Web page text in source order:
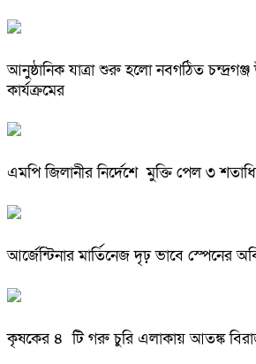
আনুষ্ঠানিক যাত্রা শুরু হলো নবগঠিত
কার্যক্রমের
এমপি জিলানীর নির্দেশে মুক্তি পেল ৩
আর্জেন্টিনার মার্তিনেজ দৃঢ় ভাবে স্পেনের
কৃষকের ৪ টি গরু চুরি এলাকায় আতঙ্ক